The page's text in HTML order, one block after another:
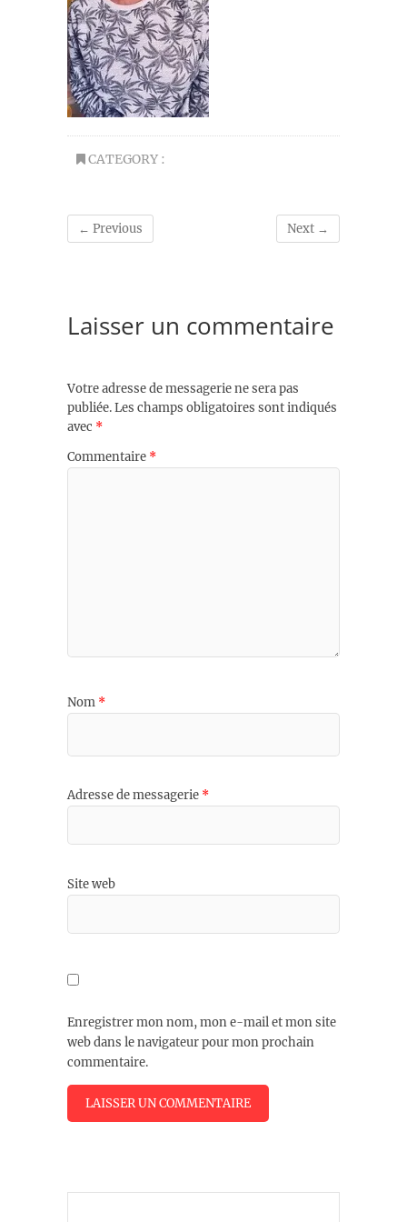
CATEGORY :
← Previous Next →
Laisser un commentaire
Votre adresse de messagerie ne sera pas
publiée.Les champs obligatoires sont indiqués
avec *
Commentaire *
Nom *
Adresse de messagerie *
Site web
Enregistrer mon nom, mon e-mail et mon site
web dans le navigateur pour mon prochain
commentaire.